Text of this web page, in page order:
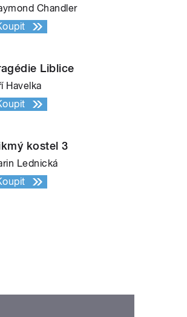
Chandler
Liblice
Havelka
kostel 3
Lednická